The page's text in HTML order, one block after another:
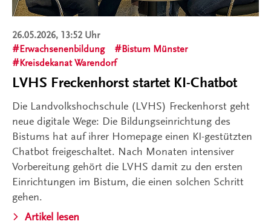
26.05.2026, 13:52 Uhr
Erwachsenenbildung
Bistum Münster
Kreisdekanat Warendorf
LVHS Freckenhorst startet KI-Chatbot
Die Landvolkshochschule (LVHS) Freckenhorst geht
neue digitale Wege: Die Bildungseinrichtung des
Bistums hat auf ihrer Homepage einen KI-gestützten
Chatbot freigeschaltet. Nach Monaten intensiver
Vorbereitung gehört die LVHS damit zu den ersten
Einrichtungen im Bistum, die einen solchen Schritt
gehen.
Artikel lesen